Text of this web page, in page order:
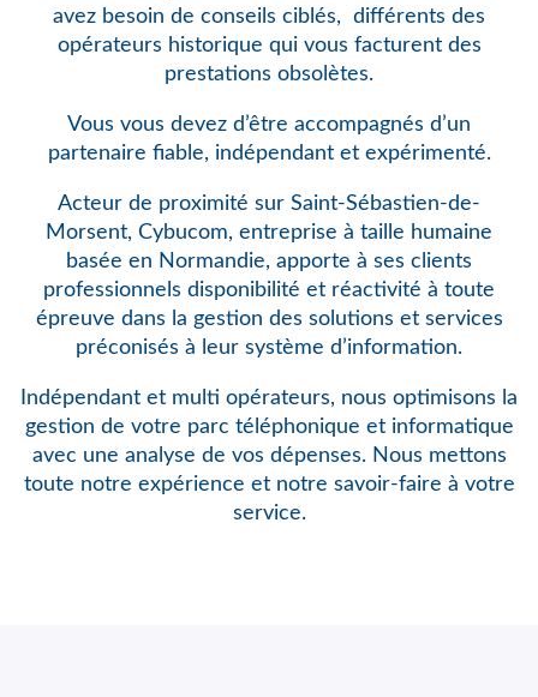
avez besoin de conseils ciblés,
différents des
opérateurs historique qui vous facturent des
prestations obsolètes.
Vous vous devez d’être accompagnés d’un
partenaire fiable, indépendant et expérimenté.
Acteur de proximité sur Saint-Sébastien-de-
Morsent, Cybucom, entreprise à taille humaine
basée en Normandie, apporte à ses clients
professionnels disponibilité et réactivité à toute
épreuve dans la gestion des solutions et services
préconisés à leur système d’information.
Indépendant et multi opérateurs, nous optimisons la
gestion de votre parc téléphonique et informatique
avec une analyse de vos dépenses. Nous mettons
toute notre expérience et notre savoir-faire à votre
service.